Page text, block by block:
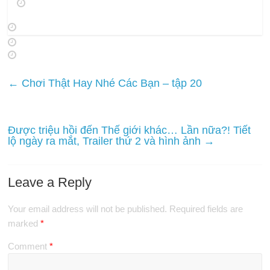
← Chơi Thật Hay Nhé Các Bạn – tập 20
Được triệu hồi đến Thế giới khác… Lần nữa?! Tiết
lộ ngày ra mắt, Trailer thứ 2 và hình ảnh →
Leave a Reply
Your email address will not be published. Required fields are
marked*
Comment*